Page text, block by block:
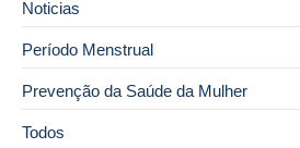
Noticias
Período Menstrual
Prevenção da Saúde da Mulher
Todos